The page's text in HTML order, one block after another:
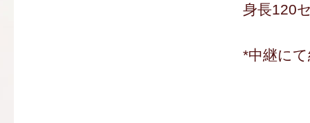
身長120
*中継に